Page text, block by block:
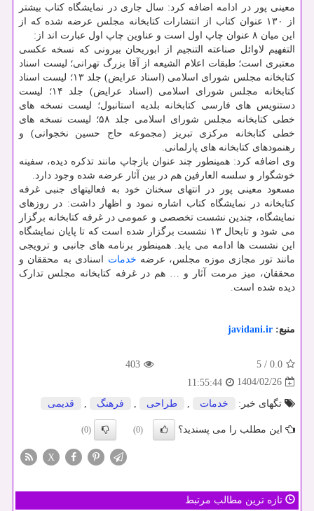
معینی پور در ادامه اضافه کرد: سال جاری در نمایشگاه کتاب بیشتر
از ۱۳۰ عنوان کتاب از انتشارات کتابخانه مجلس عرضه شده که از
این میان ۸ عنوان چاپ اول است و عناوین چاپ اول عبارت اند از:
التفهیم لاوائل صناعته التنجیم از ابوریحان بیرونی که نسخه عکسی
معتبری است؛ طبقات اعلام الشیعه از آقا بزرگ تهرانی؛ لیست اسناد
کتابخانه مجلس شورای اسلامی (اسناد عرایض) جلد ۱۳؛ لیست اسناد
کتابخانه مجلس شورای اسلامی (اسناد عرایض) جلد ۱۴؛ لیست
دستنویس های فارسی کتابخانه بلدیه استانبول؛ لیست نسخه های
خطی کتابخانه مجلس شورای اسلامی جلد ۵۸؛ لیست نسخه های
خطی کتابخانه مرکزی تبریز (مجموعه حاج حسین نخجوانی) و
رهنمودهای کتابخانه های پارلمانی.
وی اضافه کرد: همینطور چند عنوان بازچاپ مانند تذکره دیده، سفینه
خوشگوار و سلسه العارفین هم در بین آثار عرضه شده وجود دارد.
مسعود معینی پور در انتهای سخنان خود به فعالیتهای جنبی غرفه
کتابخانه در نمایشگاه کتاب اشاره نمود و اظهار داشت: در روزهای
نمایشگاه، چندین نشست تخصصی و عمومی در غرفه کتابخانه برگزار
می شود و تابحال ۱۳ نشست برگزار شده است که تا پایان نمایشگاه
این نشست ها ادامه می یابد. همینطور برنامه های جانبی و ترویجی
مانند تور مجازی موزه مجلس، عرضه خدمات اسنادی به محققان و
محققان، میز مرمت آثار و … هم در غرفه کتابخانه مجلس تدارک
دیده شده است.
منبع: javidani.ir
0.0
/
5
403
1404/02/26
11:55:44
تگهای خبر:
خدمات , طراحی , فرهنگ , قدیمی
این مطلب را می پسندید؟ (0)
(0)
X
تازه ترین مطالب مرتبط